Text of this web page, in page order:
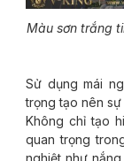
Màu sơn trắng
Sử dụng mái
trọng tạo nên
Không chỉ tạo
quan trọng